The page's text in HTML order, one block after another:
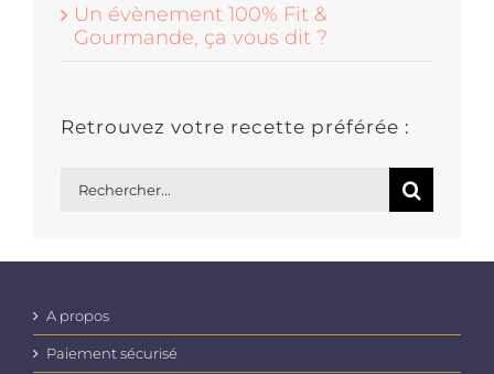
Un évènement 100% Fit &
Gourmande, ça vous dit ?
Retrouvez votre recette préférée :
A propos
Paiement sécurisé